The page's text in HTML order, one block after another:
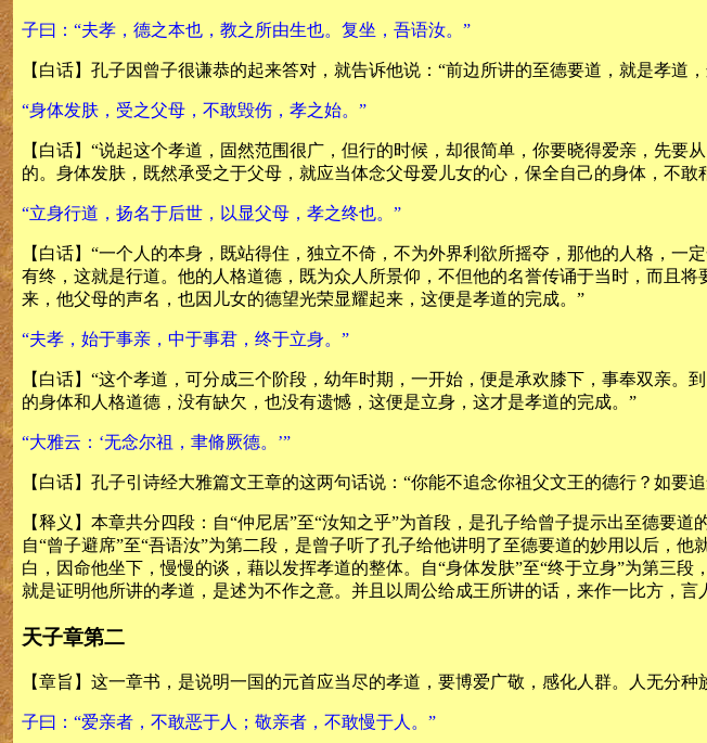
子曰：“夫孝，德之本也，教之所由生也。复坐，吾语汝。”
【白话】孔子因曾子很谦恭的起来答对，就告诉他说：“前边所讲的至德要道，就是孝道
“身体发肤，受之父母，不敢毁伤，孝之始。”
【白话】“说起这个孝道，固然范围很广，但行的时候，却很简单，你要晓得爱亲，先
的。身体发肤，既然承受之于父母，就应当体念父母爱儿女的心，保全自己的身体，不敢
“立身行道，扬名于后世，以显父母，孝之终也。”
【白话】“一个人的本身，既站得住，独立不倚，不为外界利欲所摇夺，那他的人格，
有终，这就是行道。他的人格道德，既为众人所景仰，不但他的名誉传诵于当时，而且
来，他父母的声名，也因儿女的德望光荣显耀起来，这便是孝道的完成。”
“夫孝，始于事亲，中于事君，终于立身。”
【白话】“这个孝道，可分成三个阶段，幼年时期，一开始，便是承欢膝下，事奉双亲
的身体和人格道德，没有缺欠，也没有遗憾，这便是立身，这才是孝道的完成。”
“大雅云：‘无念尔祖，聿脩厥德。’”
【白话】孔子引诗经大雅篇文王章的这两句话说：“你能不追念你祖父文王的德行？如
【释义】本章共分四段：自“仲尼居”至“汝知之乎”为首段，是孔子给曾子提示出至德要
自“曾子避席”至“吾语汝”为第二段，是曾子听了孔子给他讲明了至德要道的妙用以后，
白，因命他坐下，慢慢的谈，藉以发挥孝道的整体。自“身体发肤”至“终于立身”为第三
就是证明他所讲的孝道，是述为不作之意。并且以周公给成王所讲的话，来作一比方，
天子章第二
【章旨】这一章书，是说明一国的元首应当尽的孝道，要博爱广敬，感化人群。人无分
子曰：“爱亲者，不敢恶于人；敬亲者，不敢慢于人。”